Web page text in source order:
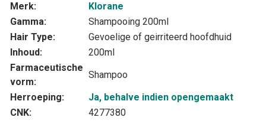
Merk:
Klorane
Gamma:
Shampooing 200ml
Hair Type:
Gevoelige of geirriteerd hoofdhuid
Inhoud:
200ml
Farmaceutische
vorm:
Shampoo
Herroeping:
Ja, behalve indien opengemaakt
CNK:
4277380